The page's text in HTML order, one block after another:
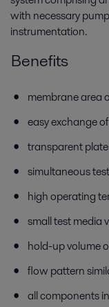
with necessary
instrumentation.
Benefits
membrane area
easy exchange
transparent
simultaneous
high operating
small test media
hold-up volume
flow pattern
all components